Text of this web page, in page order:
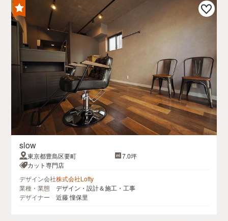
slow
東京都豊島区要町
7.0坪
カット専門店
デザイン会社株式会社Lofty
業種・業態
デザイン・設計＆施工・工事
デザイナー
近藤 憧保里